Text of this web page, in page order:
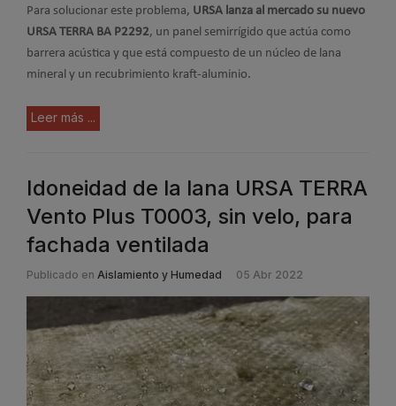
Para solucionar este problema, URSA lanza al mercado su nuevo
URSA TERRA BA P2292, un panel semirrígido que actúa como
barrera acústica y que está compuesto de un núcleo de lana
mineral y un recubrimiento kraft-aluminio.
Leer más ...
Idoneidad de la lana URSA TERRA
Vento Plus T0003, sin velo, para
fachada ventilada
Publicado en Aislamiento y Humedad 05 Abr 2022